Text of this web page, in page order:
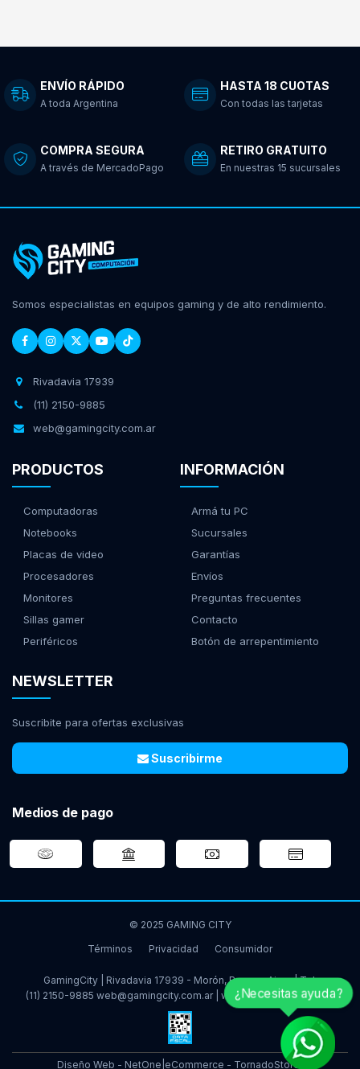
ENVÍO RÁPIDO
A toda Argentina
HASTA 18 CUOTAS
Con todas las tarjetas
COMPRA SEGURA
A través de MercadoPago
RETIRO GRATUITO
En nuestras 15 sucursales
Somos especialistas en equipos gaming y de alto rendimiento.
Rivadavia 17939
(11) 2150-9885
web@gamingcity.com.ar
PRODUCTOS
Computadoras
Notebooks
Placas de video
Procesadores
Monitores
Sillas gamer
Periféricos
INFORMACIÓN
Armá tu PC
Sucursales
Garantías
Envíos
Preguntas frecuentes
Contacto
Botón de arrepentimiento
NEWSLETTER
Suscribite para ofertas exclusivas
Suscribirme
Medios de pago
© 2025 GAMING CITY
Términos
Privacidad Consumidor
GamingCity | Rivadavia 17939 - Morón, Buenos Aires | Tel:
(11) 2150-9885 web@gamingcity.com.ar www.gamingcity.com.ar
Diseño Web - NetOne eCommerce - TornadoStore
¿Necesitas ayuda?